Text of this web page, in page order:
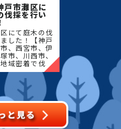
戸市灘区に
伐採を行い
にて庭木の伐
した！【神戸
、西宮市、伊
市、川西市、
域密着で伐
剪定・草刈り
のこと、造
をお探しなら
談ください！